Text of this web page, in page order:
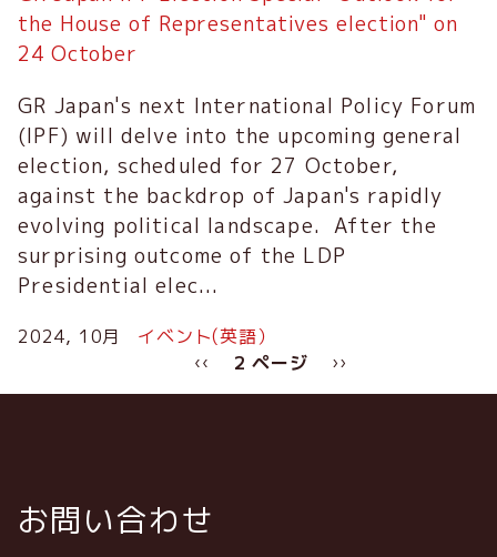
the House of Representatives election" on
24 October
GR Japan's next International Policy Forum
(IPF) will delve into the upcoming general
election, scheduled for 27 October,
against the backdrop of Japan's rapidly
evolving political landscape. After the
surprising outcome of the LDP
Presidential elec...
2024, 10月 イベント(英語）
前
ペ
‹‹ 2 ページ
次
ペ
››
お問い合わせ